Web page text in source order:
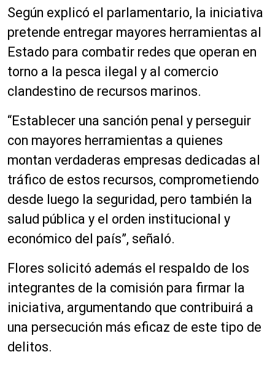
Según explicó el parlamentario, la iniciativa
pretende entregar mayores herramientas al
Estado para combatir redes que operan en
torno a la pesca ilegal y al comercio
clandestino de recursos marinos.
“Establecer una sanción penal y perseguir
con mayores herramientas a quienes
montan verdaderas empresas dedicadas al
tráfico de estos recursos, comprometiendo
desde luego la seguridad, pero también la
salud pública y el orden institucional y
económico del país”, señaló.
Flores solicitó además el respaldo de los
integrantes de la comisión para firmar la
iniciativa, argumentando que contribuirá a
una persecución más eficaz de este tipo de
delitos.